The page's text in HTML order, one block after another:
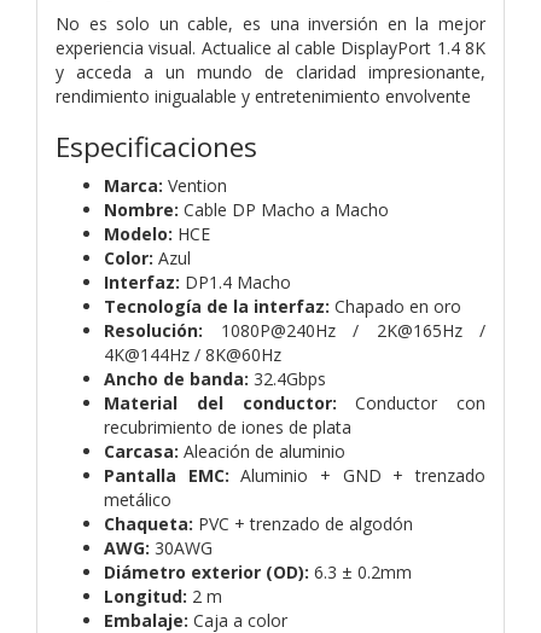
No es solo un cable, es una inversión en la mejor
experiencia visual. Actualice al cable DisplayPort 1.4 8K
y acceda a un mundo de claridad impresionante,
rendimiento inigualable y entretenimiento envolvente
Especificaciones
Marca: Vention
Nombre: Cable DP Macho a Macho
Modelo: HCE
Color: Azul
Interfaz: DP1.4 Macho
Tecnología de la interfaz: Chapado en oro
Resolución: 1080P@240Hz / 2K@165Hz /
4K@144Hz / 8K@60Hz
Ancho de banda: 32.4Gbps
Material del conductor: Conductor con
recubrimiento de iones de plata
Carcasa: Aleación de aluminio
Pantalla EMC: Aluminio + GND + trenzado
metálico
Chaqueta: PVC + trenzado de algodón
AWG: 30AWG
Diámetro exterior (OD): 6.3 ± 0.2mm
Longitud: 2 m
Embalaje: Caja a color